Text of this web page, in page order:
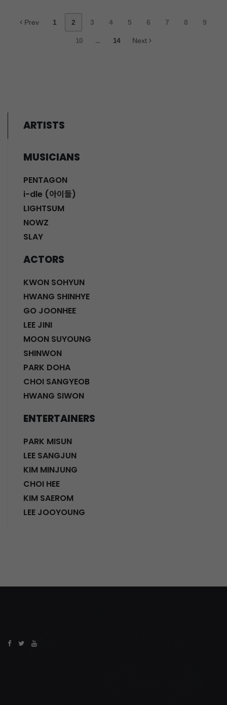
Prev 1 2 3 4 5 6 7 8 9
10 ... 14 Next
ARTISTS
MUSICIANS
PENTAGON
i-dle (아이들)
LIGHTSUM
NOWZ
SLAY
ACTORS
KWON SOHYUN
HWANG SHINHYE
GO JOONHEE
LEE JINI
MOON SUYOUNG
SHINWON
PARK DOHA
CHOI SANGYEOB
HWANG SIWON
ENTERTAINERS
PARK MISUN
LEE SANGJUN
KIM MINJUNG
CHOI HEE
KIM SAEROM
LEE JOOYOUNG